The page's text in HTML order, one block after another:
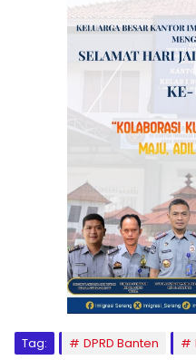
Tag: DPRD Banten